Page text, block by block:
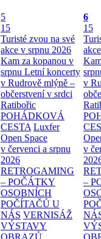
5
15
Turisté zvou na své
akce v srpnu 2026
Kam za kopanou v
srpnu Letní koncerty
v Rudrově mlýně –
občerstvení v srdci
Ratibořic
POHÁDKOVÁ
CESTA Luxfer
Open Space
v červenci a srpnu
2026
RETROGAMING
– POČÁTKY
OSOBNÍCH
POČÍTAČŮ U
NÁS VERNISÁŽ
VÝSTAVY
6
15
v
v
–